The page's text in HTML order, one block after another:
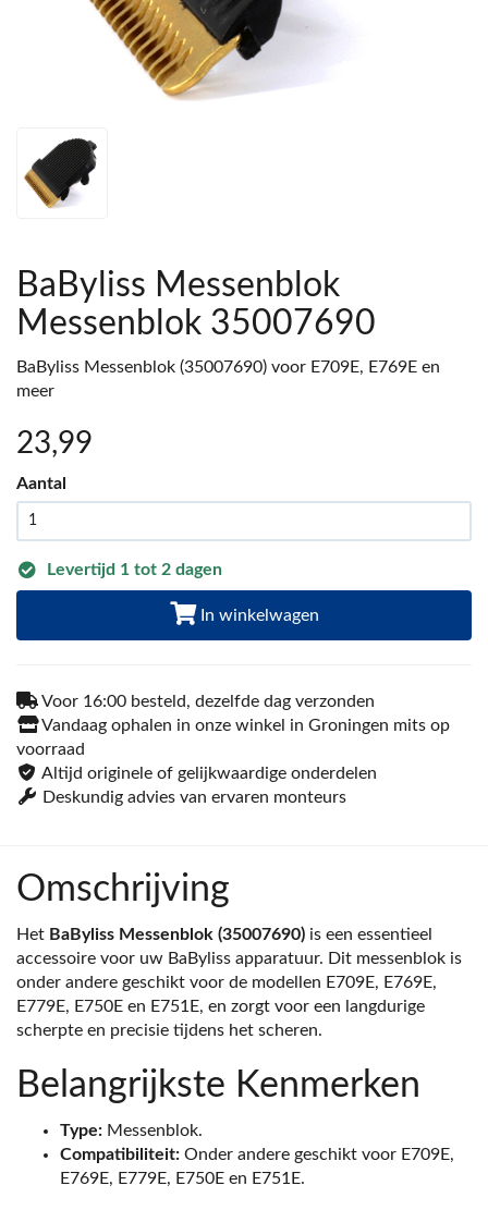
BaByliss Messenblok
Messenblok 35007690
BaByliss Messenblok (35007690) voor E709E, E769E en
meer
23,99
Aantal
Levertijd 1 tot 2 dagen
In winkelwagen
Voor 16:00 besteld, dezelfde dag verzonden
Vandaag ophalen in onze winkel in Groningen mits op
voorraad
Altijd originele of gelijkwaardige onderdelen
Deskundig advies van ervaren monteurs
Omschrijving
Het BaByliss Messenblok (35007690) is een essentieel
accessoire voor uw BaByliss apparatuur. Dit messenblok is
onder andere geschikt voor de modellen E709E, E769E,
E779E, E750E en E751E, en zorgt voor een langdurige
scherpte en precisie tijdens het scheren.
Belangrijkste Kenmerken
Type: Messenblok.
Compatibiliteit: Onder andere geschikt voor E709E,
E769E, E779E, E750E en E751E.